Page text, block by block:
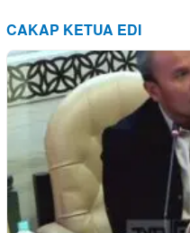
CAKAP KETUA EDI